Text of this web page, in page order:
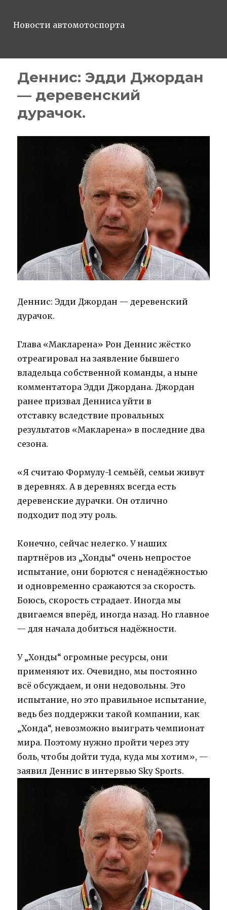
Новости автомотоспорта
Деннис: Эдди Джордан
— деревенский
дурачок.
Деннис: Эдди Джордан — деревенский
дурачок.
Глава «Макларена» Рон Деннис жёстко
отреагировал на заявление бывшего
владельца собственной команды, а ныне
комментатора Эдди Джордана. Джордан
ранее призвал Денниса уйти в
отставку вследствие провальных
результатов «Макларена» в последние два
сезона.
«Я считаю Формулу-1 семьёй, семьи живут
в деревнях. А в деревнях всегда есть
деревенские дурачки. Он отлично
подходит под эту роль.
Конечно, сейчас нелегко. У наших
партнёров из „Хонды“ очень непростое
испытание, они борются с ненадёжностью
и одновременно сражаются за скорость.
Боюсь, скорость страдает. Иногда мы
двигаемся вперёд, иногда назад. Но главное
— для начала добиться надёжности.
У „Хонды“ огромные ресурсы, они
применяют их. Очевидно, мы постоянно
всё обсуждаем, и они недовольны. Это
испытание, но это правильное испытание,
ведь без поддержки такой компании, как
„Хонда“, невозможно выиграть чемпионат
мира. Поэтому нужно пройти через эту
боль, чтобы дойти туда, куда мы хотим», —
заявил Деннис в интервью Sky Sports.